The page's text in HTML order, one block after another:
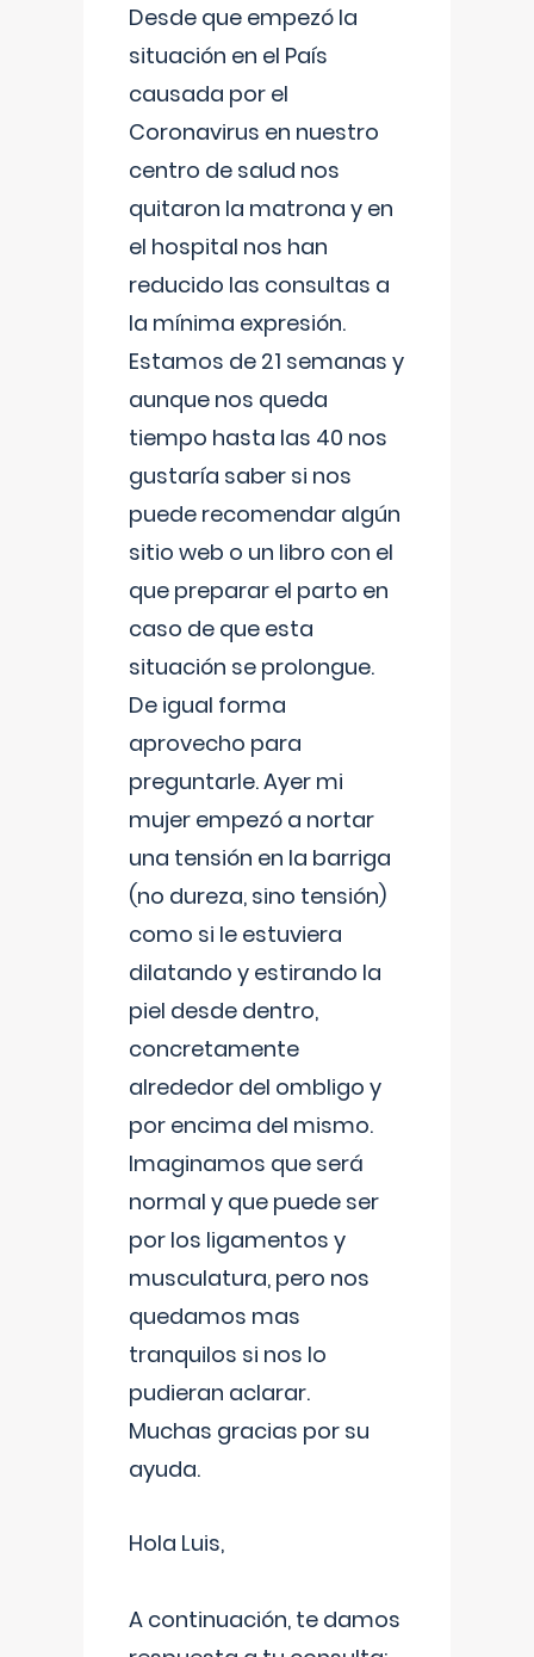
Desde que empezó la
situación en el País
causada por el
Coronavirus en nuestro
centro de salud nos
quitaron la matrona y en
el hospital nos han
reducido las consultas a
la mínima expresión.
Estamos de 21 semanas y
aunque nos queda
tiempo hasta las 40 nos
gustaría saber si nos
puede recomendar algún
sitio web o un libro con el
que preparar el parto en
caso de que esta
situación se prolongue.
De igual forma
aprovecho para
preguntarle. Ayer mi
mujer empezó a nortar
una tensión en la barriga
(no dureza, sino tensión)
como si le estuviera
dilatando y estirando la
piel desde dentro,
concretamente
alrededor del ombligo y
por encima del mismo.
Imaginamos que será
normal y que puede ser
por los ligamentos y
musculatura, pero nos
quedamos mas
tranquilos si nos lo
pudieran aclarar.
Muchas gracias por su
ayuda.
Hola Luis,
A continuación, te damos